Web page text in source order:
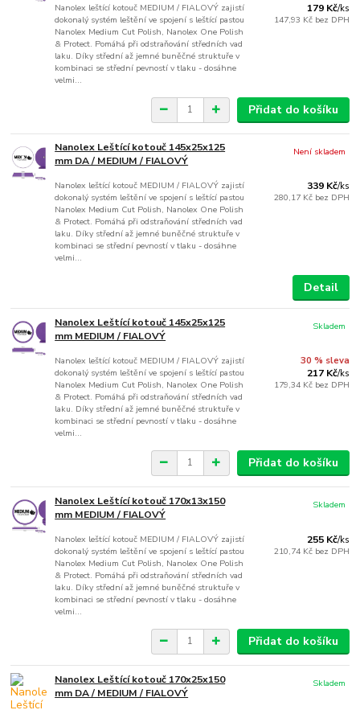
Nanolex leštící kotouč MEDIUM / FIALOVÝ zajistí
dokonalý systém leštění ve spojení s leštící pastou
Nanolex Medium Cut Polish, Nanolex One Polish
& Protect. Pomáhá při odstraňování středních vad
laku. Díky střední až jemné buněčné struktuře v
kombinaci se střední pevností v tlaku - dosáhne
velmi...
179 Kč/ks
147,93 Kč bez DPH
Přidat do košíku
Nanolex Leštící kotouč 145x25x125
mm DA / MEDIUM / FIALOVÝ
Nanolex leštící kotouč MEDIUM / FIALOVÝ zajistí
dokonalý systém leštění ve spojení s leštící pastou
Nanolex Medium Cut Polish, Nanolex One Polish
& Protect. Pomáhá při odstraňování středních vad
laku. Díky střední až jemné buněčné struktuře v
kombinaci se střední pevností v tlaku - dosáhne
velmi...
339 Kč/ks
280,17 Kč bez DPH
Není skladem
Detail
Nanolex Leštící kotouč 145x25x125
mm MEDIUM / FIALOVÝ
Nanolex leštící kotouč MEDIUM / FIALOVÝ zajistí
dokonalý systém leštění ve spojení s leštící pastou
Nanolex Medium Cut Polish, Nanolex One Polish
& Protect. Pomáhá při odstraňování středních vad
laku. Díky střední až jemné buněčné struktuře v
kombinaci se střední pevností v tlaku - dosáhne
velmi...
30 % sleva
217 Kč/ks
179,34 Kč bez DPH
Skladem
Přidat do košíku
Nanolex Leštící kotouč 170x13x150
mm MEDIUM / FIALOVÝ
Nanolex leštící kotouč MEDIUM / FIALOVÝ zajistí
dokonalý systém leštění ve spojení s leštící pastou
Nanolex Medium Cut Polish, Nanolex One Polish
& Protect. Pomáhá při odstraňování středních vad
laku. Díky střední až jemné buněčné struktuře v
kombinaci se střední pevností v tlaku - dosáhne
velmi...
255 Kč/ks
210,74 Kč bez DPH
Skladem
Přidat do košíku
Nanolex Leštící kotouč 170x25x150
mm DA / MEDIUM / FIALOVÝ
Skladem